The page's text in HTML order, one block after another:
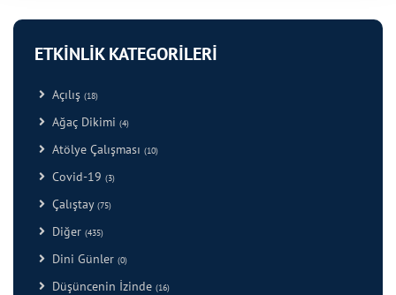
ETKİNLİK KATEGORİLERİ
Açılış (18)
Ağaç Dikimi (4)
Atölye Çalışması (10)
Covid-19 (3)
Çalıştay (75)
Diğer (435)
Dini Günler (0)
Düşüncenin İzinde (16)